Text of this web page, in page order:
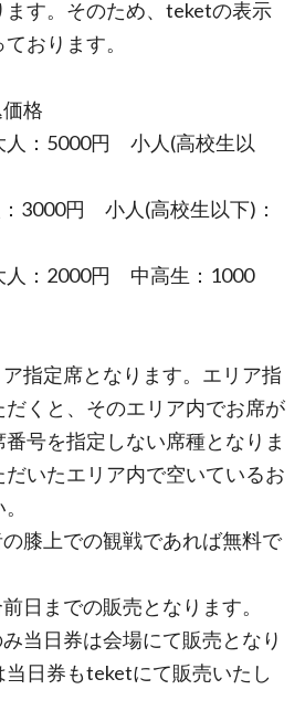
す。そのため、teketの表示
おります。
格
：5000円 小人(高校生以
3000円 小人(高校生以下)：
2000円 中高生：1000
指定席となります。エリア指
くと、そのエリア内でお席が
号を指定しない席種となりま
いたエリア内で空いているお
膝上での観戦であれば無料で
日までの販売となります。
当日券は会場にて販売となり
当日券もteketにて販売いたし